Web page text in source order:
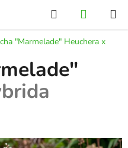
Hledat
KOŠÍK
"Marmelade" Heuchera x